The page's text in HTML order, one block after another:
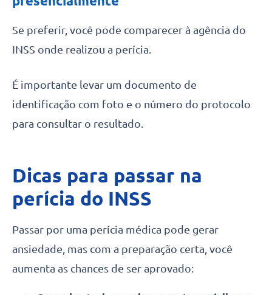
Se preferir, você pode comparecer à agência do
INSS onde realizou a perícia.
É importante levar um documento de
identificação com foto e o número do protocolo
para consultar o resultado.
Dicas para passar na
perícia do INSS
Passar por uma perícia médica pode gerar
ansiedade, mas com a preparação certa, você
aumenta as chances de ser aprovado: